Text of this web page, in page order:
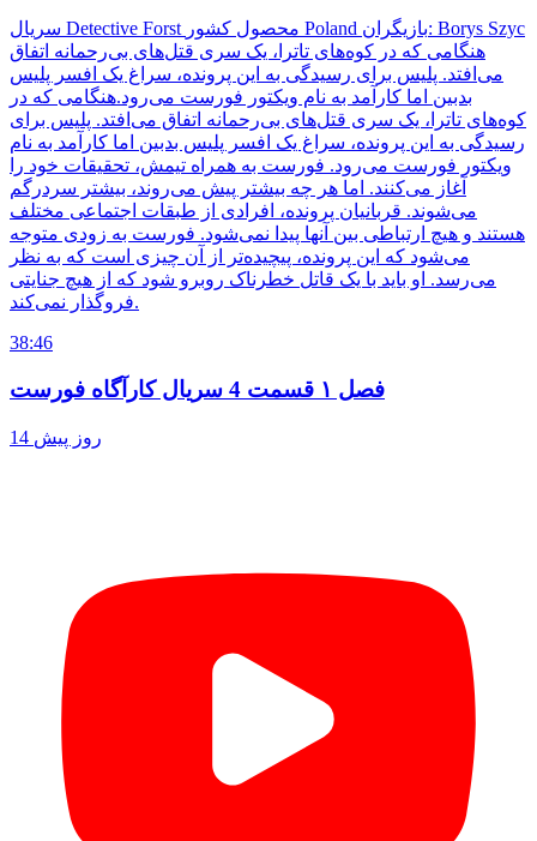
سریال Detective Forst محصول کشور Poland بازیگران: Borys Szyc
هنگامی که در کوه‌های تاترا، یک سری قتل‌های بی‌رحمانه اتفاق
می‌افتد. پلیس برای رسیدگی به این پرونده، سراغ یک افسر پلیس
بدبین اما کارآمد به نام ویکتور فورست می‌رود.هنگامی که در
کوه‌های تاترا، یک سری قتل‌های بی‌رحمانه اتفاق می‌افتد. پلیس برای
رسیدگی به این پرونده، سراغ یک افسر پلیس بدبین اما کارآمد به نام
ویکتور فورست می‌رود. فورست به همراه تیمش، تحقیقات خود را
آغاز می‌کنند. اما هر چه بیشتر پیش می‌روند، بیشتر سردرگم
می‌شوند. قربانیان پرونده، افرادی از طبقات اجتماعی مختلف
هستند و هیچ ارتباطی بین آنها پیدا نمی‌شود. فورست به زودی متوجه
می‌شود که این پرونده، پیچیده‌تر از آن چیزی است که به نظر
می‌رسد. او باید با یک قاتل خطرناک روبرو شود که از هیچ جنایتی
فروگذار نمی‌کند.
38:46
فصل ۱ قسمت 4 سریال کارآگاه فورست
14 روز پیش